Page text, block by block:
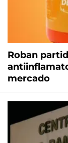
Roban
mercado